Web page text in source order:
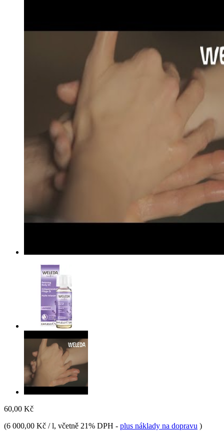
60,00 Kč
(6 000,00 Kč / l, včetně 21% DPH - plus náklady na dopravu )